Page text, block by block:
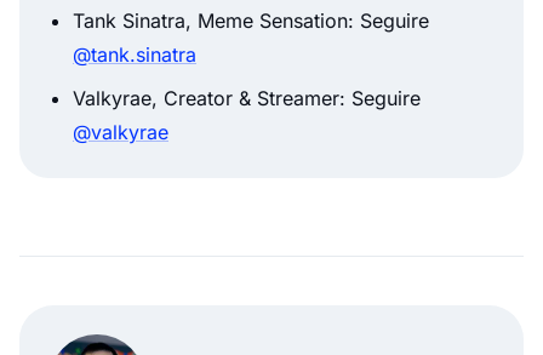
Tank Sinatra, Meme Sensation: Seguire
@tank.sinatra
Valkyrae, Creator & Streamer: Seguire
@valkyrae